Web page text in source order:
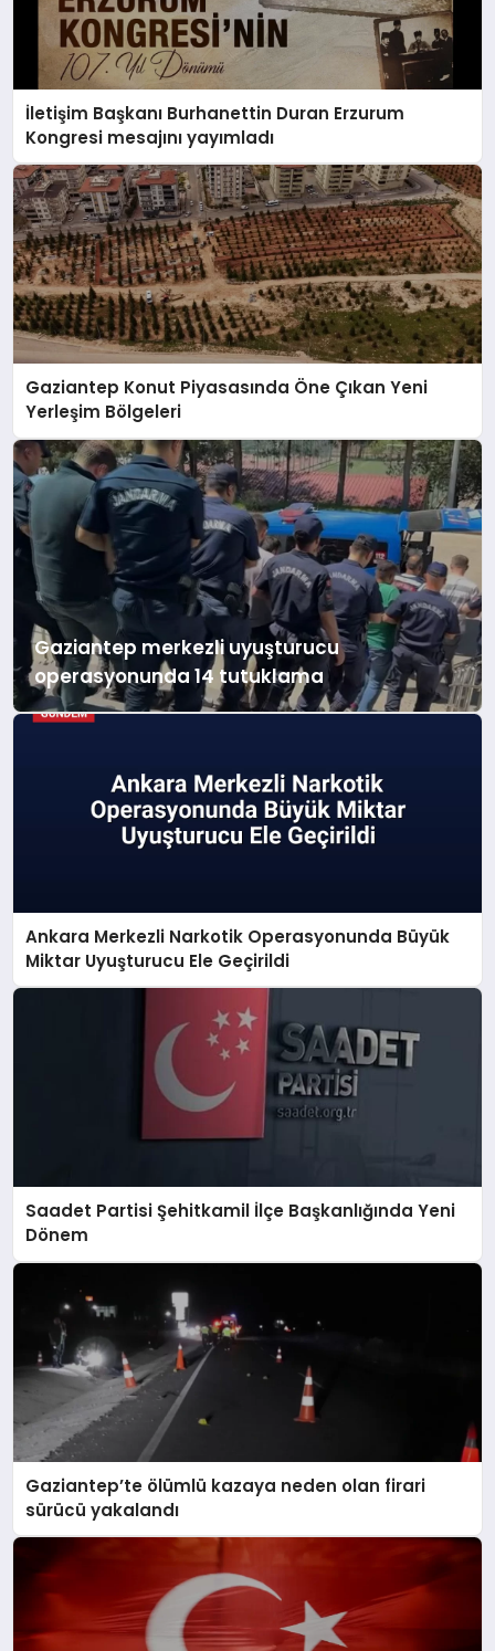
İletişim Başkanı Burhanettin Duran Erzurum
Kongresi mesajını yayımladı
Gaziantep Konut Piyasasında Öne Çıkan Yeni
Yerleşim Bölgeleri
Gaziantep merkezli uyuşturucu
operasyonunda 14 tutuklama
Ankara Merkezli Narkotik Operasyonunda Büyük
Miktar Uyuşturucu Ele Geçirildi
Saadet Partisi Şehitkamil İlçe Başkanlığında Yeni
Dönem
Gaziantep’te ölümlü kazaya neden olan firari
sürücü yakalandı